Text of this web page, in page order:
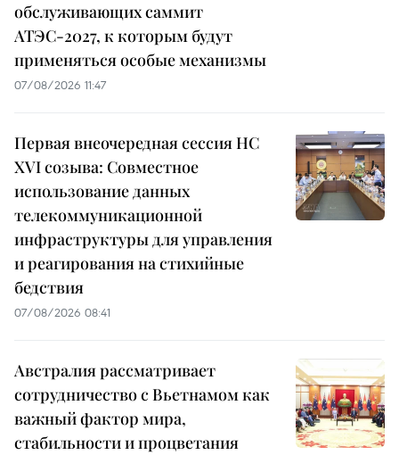
обслуживающих саммит
АТЭС-2027, к которым будут
применяться особые механизмы
07/08/2026 11:47
Первая внеочередная сессия НС
XVI созыва: Совместное
использование данных
телекоммуникационной
инфраструктуры для управления
и реагирования на стихийные
бедствия
07/08/2026 08:41
Австралия рассматривает
сотрудничество с Вьетнамом как
важный фактор мира,
стабильности и процветания